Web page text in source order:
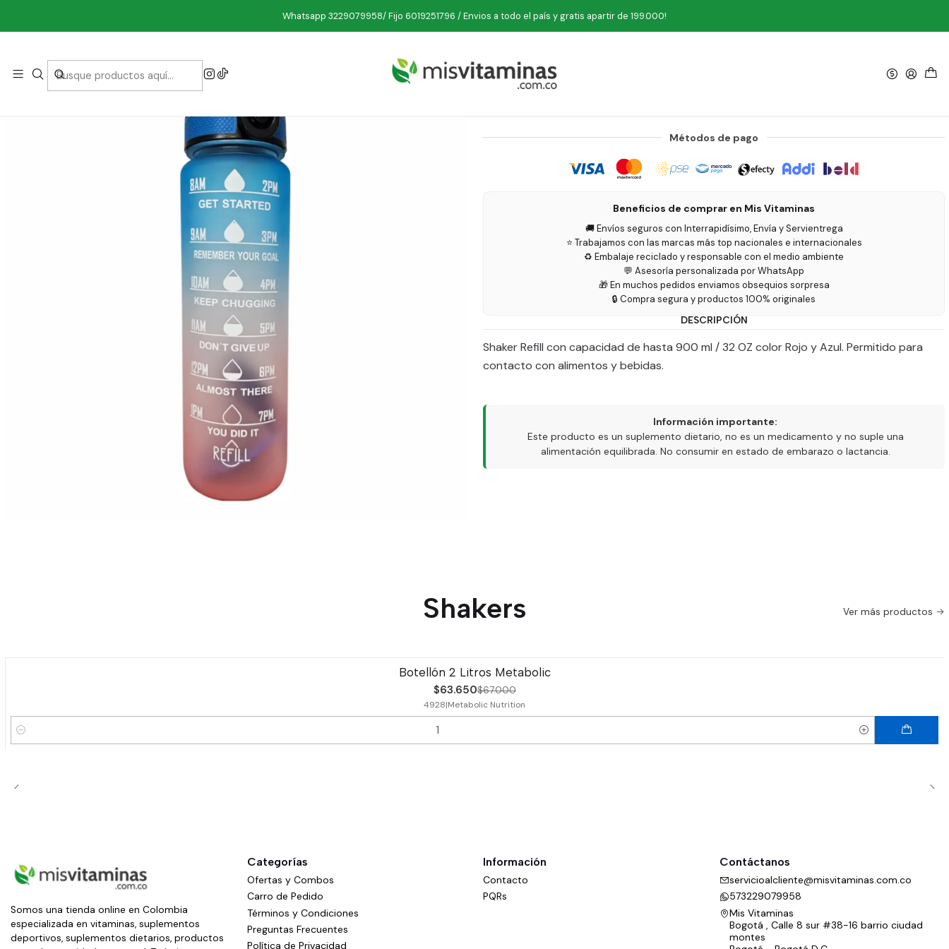
Whatsapp 3229079958/ Fijo 6019251796 / Envios a todo el país y gratis apartir de 199.000!
Inicio Deporte Shakers Shaker Refill 900 ml Rojo y Azul
Shaker Refill 900 ml Rojo y Azul
Métodos de pago
Beneficios de comprar en Mis Vitaminas
🚚 Envíos seguros con Interrapidísimo, Envía y Servientrega
⭐ Trabajamos con las marcas más top nacionales e internacionales
♻️ Embalaje reciclado y responsable con el medio ambiente
💬 Asesoría personalizada por WhatsApp
🎁 En muchos pedidos enviamos obsequios sorpresa
🔒 Compra segura y productos 100% originales
DESCRIPCIÓN
Shaker Refill con capacidad de hasta 900 ml / 32 OZ color Rojo y Azul. Permitido para
contacto con alimentos y bebidas.
Información importante:
Este producto es un suplemento dietario, no es un medicamento y no suple una
alimentación equilibrada. No consumir en estado de embarazo o lactancia.
Shakers Ver más productos
Botellón 2 Litros Metabolic
$63.650$67.000
4928|Metabolic Nutrition
Cantidad
Somos una tienda online en Colombia
especializada en vitaminas, suplementos
deportivos, suplementos dietarios, productos
Categorías
Ofertas y Combos
Carro de Pedido
Términos y Condiciones
Preguntas Frecuentes
Política de Privacidad
Información
Contacto
PQRs
Contáctanos
servicioalcliente@misvitaminas.com.co
573229079958
Mis Vitaminas
Bogotá , Calle 8 sur #38-16 barrio ciudad
montes